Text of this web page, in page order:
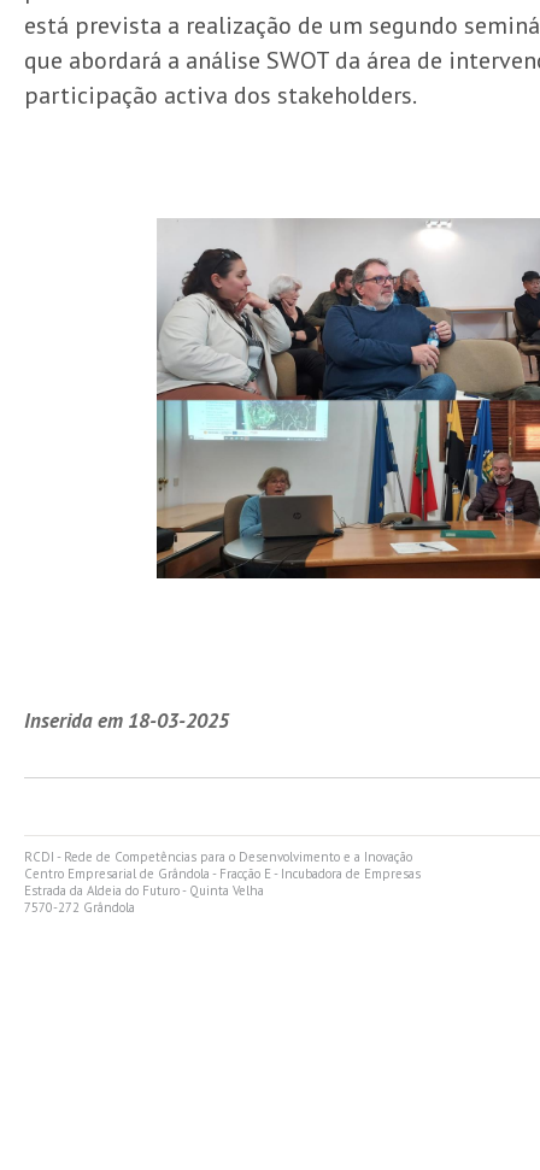
está prevista a realização de um segundo
que abordará a análise SWOT da área de
participação activa dos stakeholders.
Inserida em 18-03-2025
RCDI - Rede de Competências para o Desenvolvimento e a Inovação
Centro Empresarial de Grândola - Fracção E - Incubadora de Empresas
Estrada da Aldeia do Futuro - Quinta Velha
7570-272 Grândola